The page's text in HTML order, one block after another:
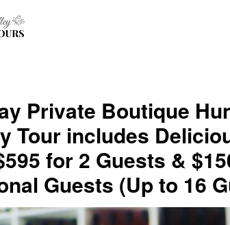
Private Boutique
Tour includes
for 2 Guests &
Guests (Up to 16